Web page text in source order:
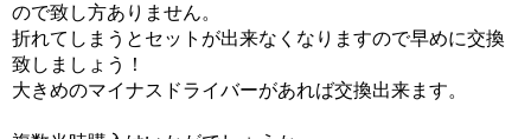
ので致し方ありません。
折れてしまうとセットが出来なくなりますので早めに交換
致しましょう！
大きめのマイナスドライバーがあれば交換出来ます。